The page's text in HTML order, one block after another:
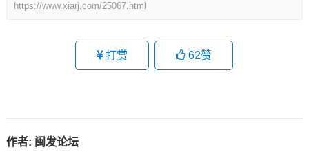
https://www.xiarj.com/25067.html
打赏 62赞
作者: 闽发论坛